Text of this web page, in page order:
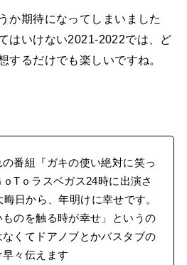
か期待になってしまいました
はいけない2021-2022では、ど
するだけでも楽しいですね。
番組『ガキの使い絶対に笑っ
Tｏラスベガス24時に出演さ
晦日から、年明けに幸せです。
のを触る時が幸せ」というの
くてドアノブとかバスタブの
々伝えます